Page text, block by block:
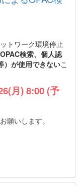
トワーク環境停止
検索、個人認
）が使用できないこ
月) 8:00 (予
願いします。